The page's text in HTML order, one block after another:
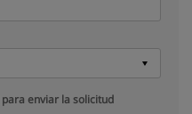
para enviar la solicitud